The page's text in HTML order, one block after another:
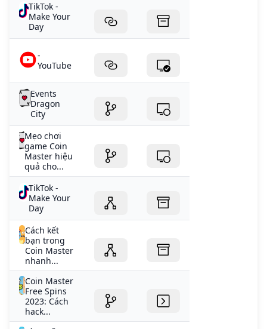
TikTok -
Make Your
Day
-
YouTube
Events
Dragon
City
Mẹo chơi
game Coin
Master hiệu
quả cho...
TikTok -
Make Your
Day
Cách kết
bạn trong
Coin Master
nhanh...
Coin Master
Free Spins
2023: Cách
hack...